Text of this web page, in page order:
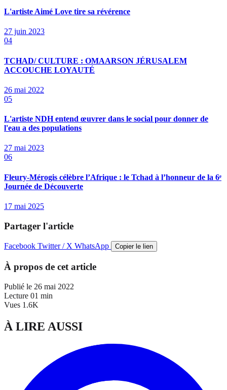
L'artiste Aimé Love tire sa révérence
27 juin 2023
04
TCHAD/ CULTURE : OMAARSON JÉRUSALEM
ACCOUCHE LOYAUTÉ
26 mai 2022
05
L'artiste NDH entend œuvrer dans le social pour donner de
l'eau a des populations
27 mai 2023
06
Fleury-Mérogis célèbre l’Afrique : le Tchad à l’honneur de la 6ᵉ
Journée de Découverte
17 mai 2025
Partager l'article
Facebook Twitter / X WhatsApp Copier le lien
À propos de cet article
Publié le 26 mai 2022
Lecture 01 min
Vues 1.6K
À LIRE AUSSI